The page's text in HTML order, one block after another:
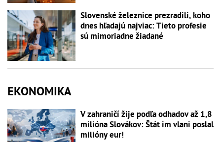
Slovenské železnice prezradili, koho
dnes hľadajú najviac: Tieto profesie
sú mimoriadne žiadané
EKONOMIKA
V zahraničí žije podľa odhadov až 1,8
milióna Slovákov: Štát im vlani poslal
milióny eur!